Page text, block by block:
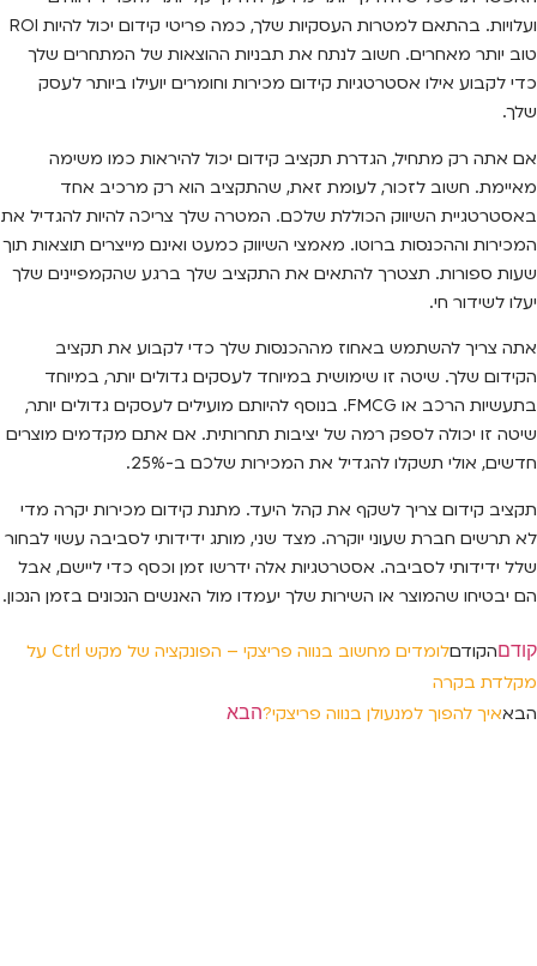
ועלויות. בהתאם למטרות העסקיות שלך, כמה פריטי קידום יכול להיות ROI
טוב יותר מאחרים. חשוב לנתח את תבניות ההוצאות של המתחרים שלך
כדי לקבוע אילו אסטרטגיות קידום מכירות וחומרים יועילו ביותר לעסק
שלך.
אם אתה רק מתחיל, הגדרת תקציב קידום יכול להיראות כמו משימה
מאיימת. חשוב לזכור, לעומת זאת, שהתקציב הוא רק מרכיב אחד
באסטרטגיית השיווק הכוללת שלכם. המטרה שלך צריכה להיות להגדיל את
המכירות וההכנסות ברוטו. מאמצי השיווק כמעט ואינם מייצרים תוצאות תוך
שעות ספורות. תצטרך להתאים את התקציב שלך ברגע שהקמפיינים שלך
יעלו לשידור חי.
אתה צריך להשתמש באחוז מההכנסות שלך כדי לקבוע את תקציב
הקידום שלך. שיטה זו שימושית במיוחד לעסקים גדולים יותר, במיוחד
בתעשיות הרכב או FMCG. בנוסף להיותם מועילים לעסקים גדולים יותר,
שיטה זו יכולה לספק רמה של יציבות תחרותית. אם אתם מקדמים מוצרים
חדשים, אולי תשקלו להגדיל את המכירות שלכם ב-25%.
תקציב קידום צריך לשקף את קהל היעד. מתנת קידום מכירות יקרה מדי
לא תרשים חברת שעוני יוקרה. מצד שני, מותג ידידותי לסביבה עשוי לבחור
שלל ידידותי לסביבה. אסטרטגיות אלה ידרשו זמן וכסף כדי ליישם, אבל
הם יבטיחו שהמוצר או השירות שלך יעמדו מול האנשים הנכונים בזמן הנכון.
קודםהקודם
לומדים מחשוב בנווה פריצקי – הפונקציה של מקש Ctrl על
מקלדת בקרה
הבאאיך להפוך למנעולן בנווה פריצקי?הבא